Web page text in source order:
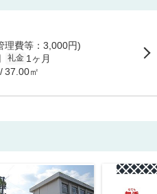
理費等：3,000円)
礼金 1ヶ月
37.00㎡